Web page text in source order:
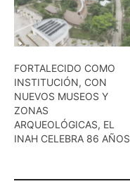
FORTALECIDO COMO
INSTITUCIÓN, CON
NUEVOS MUSEOS Y
ZONAS
ARQUEOLÓGICAS, EL
INAH CELEBRA 86 AÑOS